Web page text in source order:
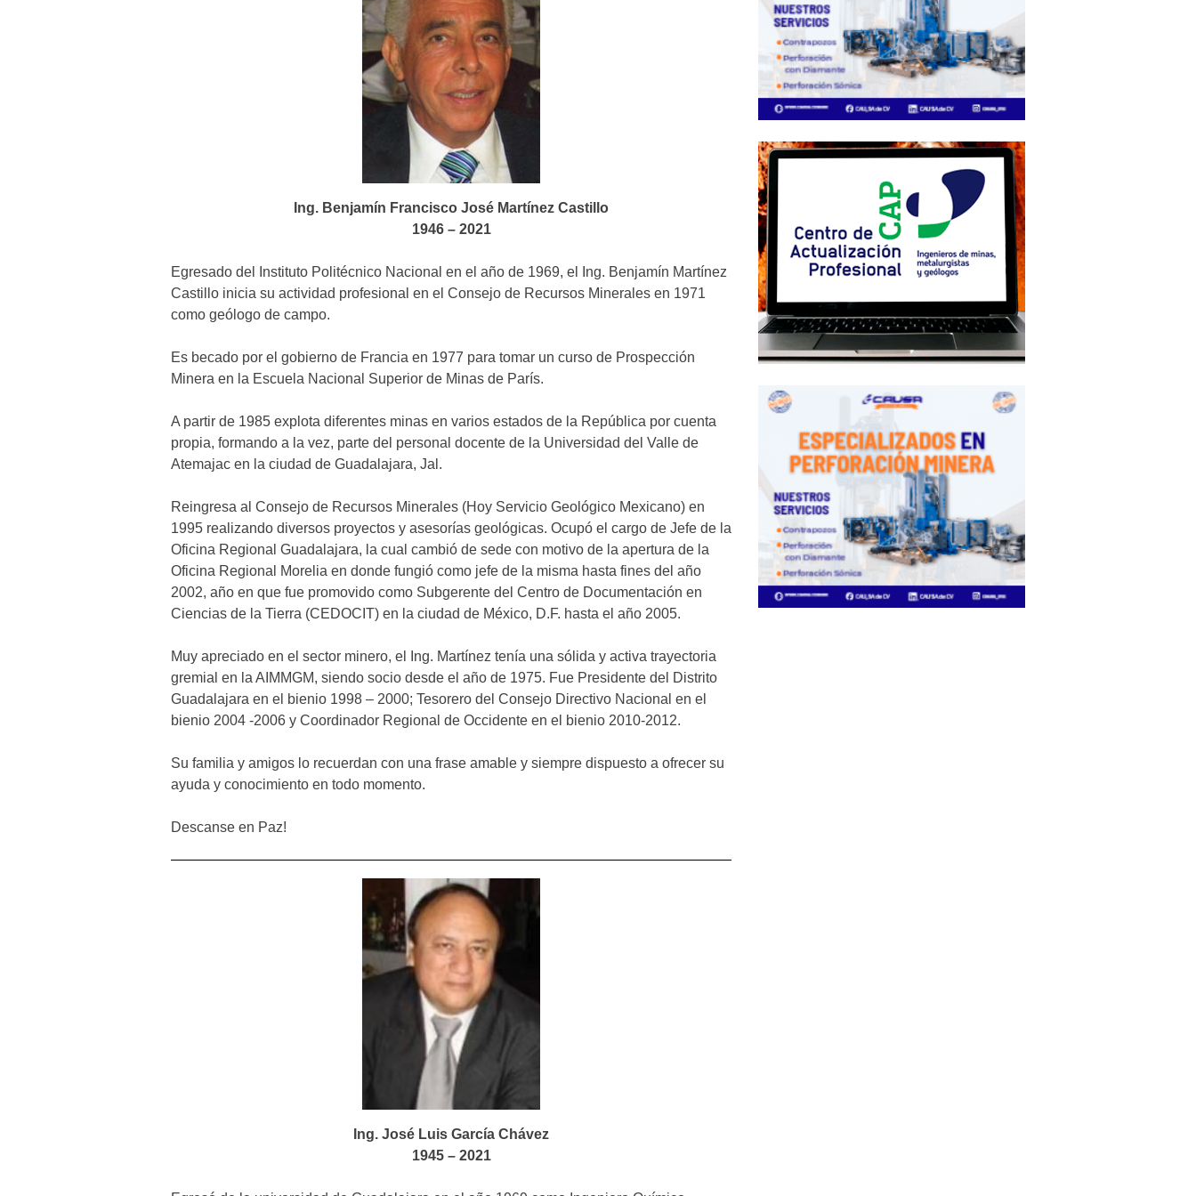
Ing. Benjamín Francisco José Martínez Castillo
1946 – 2021
Egresado del Instituto Politécnico Nacional en el año de 1969, el Ing. Benjamín Martínez
Castillo inicia su actividad profesional en el Consejo de Recursos Minerales en 1971
como geólogo de campo.
Es becado por el gobierno de Francia en 1977 para tomar un curso de Prospección
Minera en la Escuela Nacional Superior de Minas de París.
A partir de 1985 explota diferentes minas en varios estados de la República por cuenta
propia, formando a la vez, parte del personal docente de la Universidad del Valle de
Atemajac en la ciudad de Guadalajara, Jal.
Reingresa al Consejo de Recursos Minerales (Hoy Servicio Geológico Mexicano) en
1995 realizando diversos proyectos y asesorías geológicas. Ocupó el cargo de Jefe de la
Oficina Regional Guadalajara, la cual cambió de sede con motivo de la apertura de la
Oficina Regional Morelia en donde fungió como jefe de la misma hasta fines del año
2002, año en que fue promovido como Subgerente del Centro de Documentación en
Ciencias de la Tierra (CEDOCIT) en la ciudad de México, D.F. hasta el año 2005.
Muy apreciado en el sector minero, el Ing. Martínez tenía una sólida y activa trayectoria
gremial en la AIMMGM, siendo socio desde el año de 1975. Fue Presidente del Distrito
Guadalajara en el bienio 1998 – 2000; Tesorero del Consejo Directivo Nacional en el
bienio 2004 -2006 y Coordinador Regional de Occidente en el bienio 2010-2012.
Su familia y amigos lo recuerdan con una frase amable y siempre dispuesto a ofrecer su
ayuda y conocimiento en todo momento.
Descanse en Paz!
Ing. José Luis García Chávez
1945 – 2021